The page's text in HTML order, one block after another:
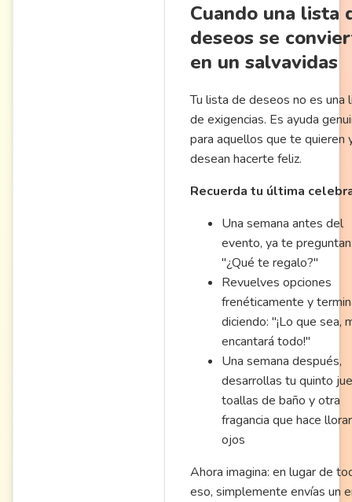
Cuando una lista
deseos se
en un salvavidas
Tu lista de deseos no es una
de exigencias. Es ayuda
para aquellos que te quieren
desean hacerte feliz.
Recuerda tu última
Una semana antes del
evento, ya te
"¿Qué te regalo?"
Revuelves opciones
frenéticamente y
diciendo: "¡Lo que sea,
encantará todo!"
Una semana después,
desarrollas tu quinto
toallas de baño y otra
fragancia que hace
ojos
Ahora imagina: en lugar de
eso, simplemente envías un